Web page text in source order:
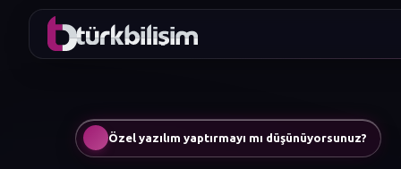
Özel yazılım yaptırmayı mı düşünüyorsunuz?